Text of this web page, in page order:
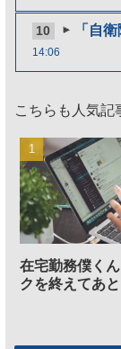
10 「自
14:06
こちらも人気記
在宅勤務僕く
クを終えてあ